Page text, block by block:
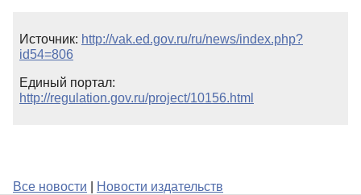
Источник: http://vak.ed.gov.ru/ru/news/index.php?
id54=806
Единый портал:
http://regulation.gov.ru/project/10156.html
Все новости Новости издательств